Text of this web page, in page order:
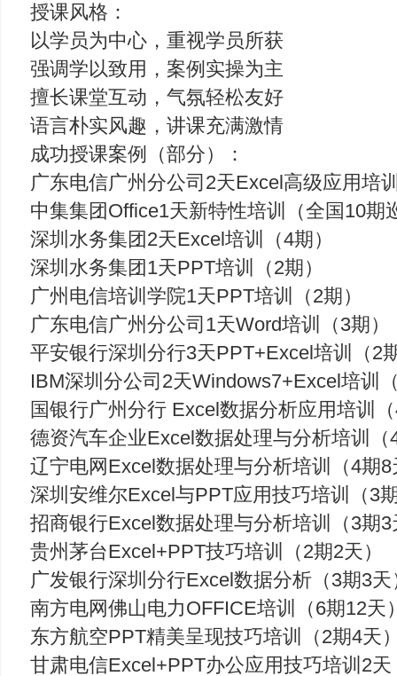
授课风格：
以学员为中心，重视学员所获
强调学以致用，案例实操为主
擅长课堂互动，气氛轻松友好
语言朴实风趣，讲课充满激情
成功授课案例（部分）：
广东电信广州分公司2天Excel高级应用培
中集集团Office1天新特性培训（全国10期
深圳水务集团2天Excel培训（4期）
深圳水务集团1天PPT培训（2期）
广州电信培训学院1天PPT培训（2期）
广东电信广州分公司1天Word培训（3期）
平安银行深圳分行3天PPT+Excel培训（2
IBM深圳分公司2天Windows7+Excel培训
国银行广州分行 Excel数据分析应用培训
德资汽车企业Excel数据处理与分析培训（
辽宁电网Excel数据处理与分析培训（4期8
深圳安维尔Excel与PPT应用技巧培训（3
招商银行Excel数据处理与分析培训（3期3
贵州茅台Excel+PPT技巧培训（2期2天）
广发银行深圳分行Excel数据分析（3期3天
南方电网佛山电力OFFICE培训（6期12天
东方航空PPT精美呈现技巧培训（2期4天
甘肃电信Excel+PPT办公应用技巧培训2